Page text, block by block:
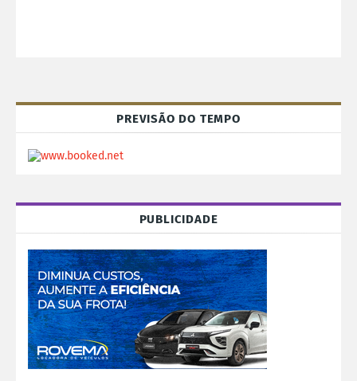
PREVISÃO DO TEMPO
PUBLICIDADE